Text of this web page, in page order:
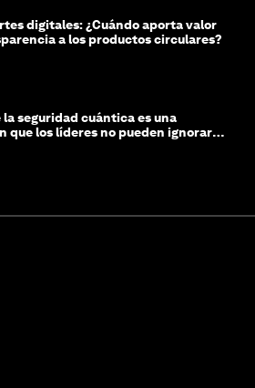
digitales: ¿Cuándo aporta valor
a los productos circulares?
la seguridad cuántica es una
que los líderes no pueden ignorar